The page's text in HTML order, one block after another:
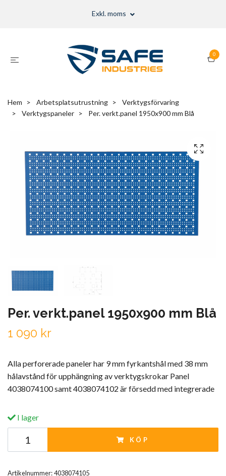
Exkl. moms
0
Hem Arbetsplatsutrustning
Verktygsförvaring
Verktygspaneler
Per. verkt.panel 1950x900 mm Blå
Per. verkt.panel 1950x900 mm Blå
1 090 kr
Alla perforerade paneler har 9 mm fyrkantshål med 38 mm
hålavstånd för upphängning av verktygskrokar Panel
4038074100 samt 4038074102 är försedd med integrerade
I lager
KÖP
Artikelnummer:4038074105